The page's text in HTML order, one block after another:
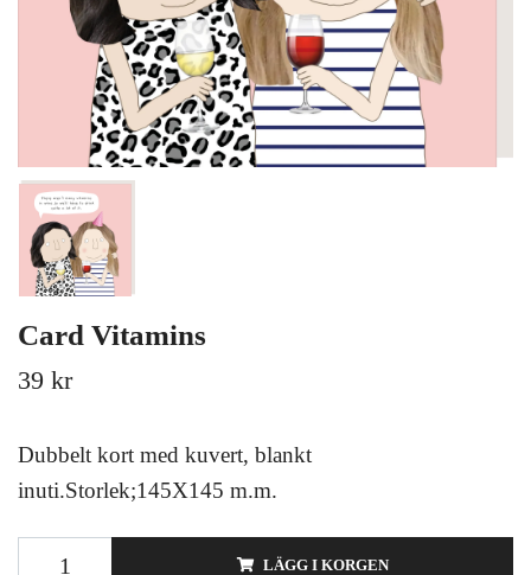
Card Vitamins
39 kr
Dubbelt kort med kuvert, blankt
inuti.Storlek;145X145 m.m.
LÄGG I KORGEN